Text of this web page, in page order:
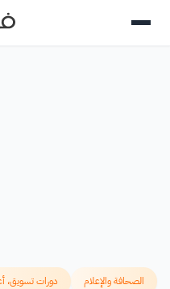
الصحافة والإعلام دورات تسويق،